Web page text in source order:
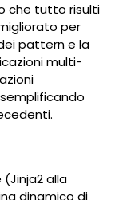
che tutto risulti
per
pattern e la
multi-
alla
dinamico di